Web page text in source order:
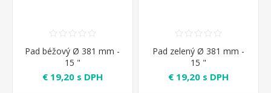
Pad béžový Ø 381 mm -
15 "
€ 19,20 s DPH
Pad zelený Ø 381 mm -
15 "
€ 19,20 s DPH